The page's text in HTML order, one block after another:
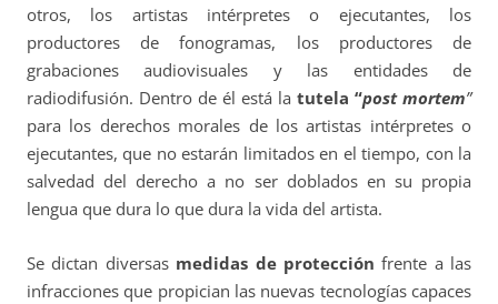
otros, los artistas intérpretes o ejecutantes, los
productores de fonogramas, los productores de
grabaciones audiovisuales y las entidades de
radiodifusión. Dentro de él está la tutela “post mortem”
para los derechos morales de los artistas intérpretes o
ejecutantes, que no estarán limitados en el tiempo, con la
salvedad del derecho a no ser doblados en su propia
lengua que dura lo que dura la vida del artista.
Se dictan diversas medidas de protecciónfrente a las
infracciones que propician las nuevas tecnologías capaces